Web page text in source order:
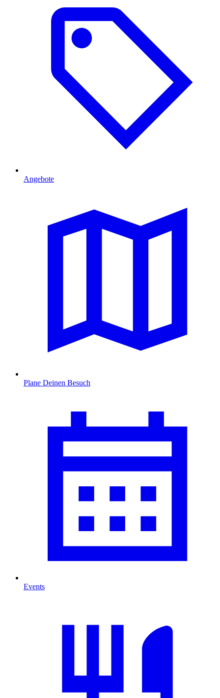
Angebote
Plane Deinen Besuch
Events